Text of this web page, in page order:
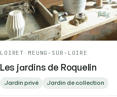
LOIRET - MEUNG-SUR-LOIRE
Les jardins de Roquelin
Jardin privé Jardin de collection